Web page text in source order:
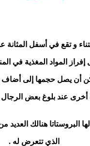
و تقع في أسفل المثانة
أخرى عند بلوغ بعض
هنالك العديد
الذي تتعرض له .